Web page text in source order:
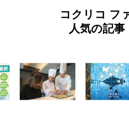
コクリコ フ
人気の記事